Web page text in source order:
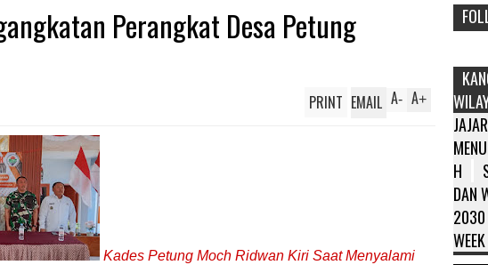
Perangkat Desa Petung
A+
A-
PRINT EMAIL
Kades Petung Moch Ridwan Kiri Saat Menyalami
H
DAN
2030
WEEK